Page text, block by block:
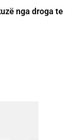
nga droga te